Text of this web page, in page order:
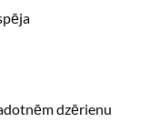
dzērienu